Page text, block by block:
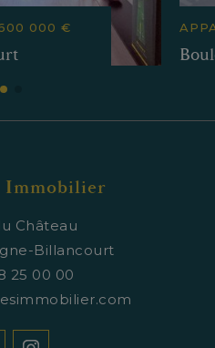
000 €
Immobilier
Château
Billancourt
25 00 00